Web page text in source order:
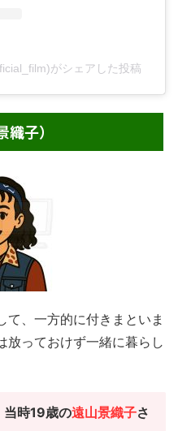
がシェアした投稿
子）
て、一方的に付きまといま
放っておけず一緒に暮らし
当時19歳の遠山景織子さ